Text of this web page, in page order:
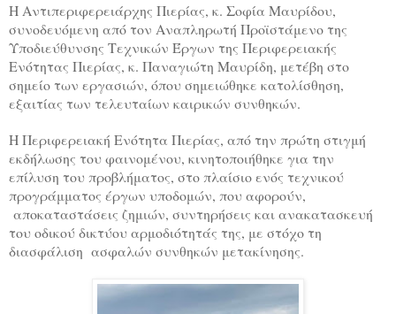
Η Αντιπεριφερειάρχης Πιερίας, κ. Σοφία Μαυρίδου,
συνοδευόμενη από τον Αναπληρωτή Προϊστάμενο της
Υποδιεύθυνσης Τεχνικών Έργων της Περιφερειακής
Ενότητας Πιερίας, κ. Παναγιώτη Μαυρίδη, μετέβη στο
σημείο των εργασιών, όπου σημειώθηκε κατολίσθηση,
εξαιτίας των τελευταίων καιρικών συνθηκών.
Η Περιφερειακή Ενότητα Πιερίας, από την πρώτη στιγμή
εκδήλωσης του φαινομένου, κινητοποιήθηκε για την
επίλυση του προβλήματος, στο πλαίσιο ενός τεχνικού
προγράμματος έργων υποδομών, που αφορούν,
αποκαταστάσεις ζημιών, συντηρήσεις και ανακατασκευή
του οδικού δικτύου αρμοδιότητάς της, με στόχο τη
διασφάλιση ασφαλών συνθηκών μετακίνησης.